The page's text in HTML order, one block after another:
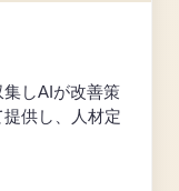
しAIが改善策
供し、人材定